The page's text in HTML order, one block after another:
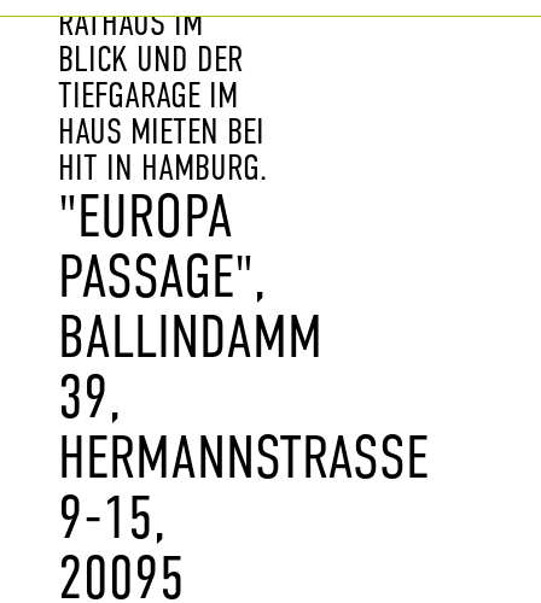
RATHAUS IM
BLICK UND DER
TIEFGARAGE IM
HAUS MIETEN BEI
HIT IN HAMBURG.
"EUROPA
PASSAGE",
BALLINDAMM
39,
HERMANNSTRASSE 9
-15, 2
0095 H